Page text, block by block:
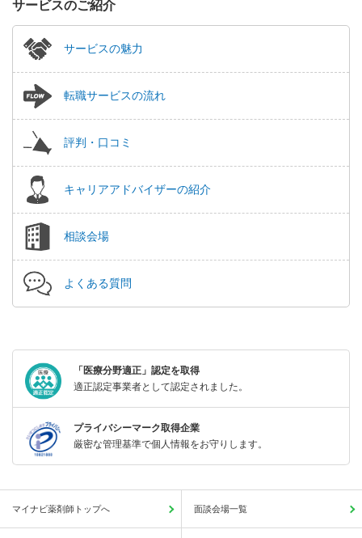
サービスのご紹介
サービスの魅力
転職サービスの流れ
評判・口コミ
キャリアアドバイザーの紹介
相談会場
よくある質問
「医療分野適正」認定を取得
適正認定事業者として認定されました。
プライバシーマーク取得企業
厳密な管理基準で個人情報をお守りします。
マイナビ薬剤師トップへ 面談会場一覧